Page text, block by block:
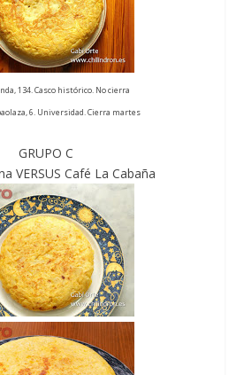
134. Casco histórico. No cierra
6. Universidad. Cierra martes
GRUPO C
VERSUS Café La Cabaña